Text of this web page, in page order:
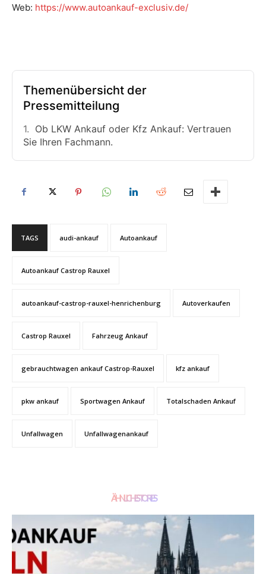
Web: https://www.autoankauf-exclusiv.de/
Themenübersicht der
Pressemitteilung
Ob LKW Ankauf oder Kfz Ankauf: Vertrauen
Sie Ihren Fachmann.
TAGS audi-ankauf Autoankauf
Autoankauf Castrop Rauxel
autoankauf-castrop-rauxel-henrichenburg Autoverkaufen
Castrop Rauxel Fahrzeug Ankauf
gebrauchtwagen ankauf Castrop-Rauxel kfz ankauf
pkw ankauf Sportwagen Ankauf Totalschaden Ankauf
Unfallwagen Unfallwagenankauf
ÄHNLICHE STORIES